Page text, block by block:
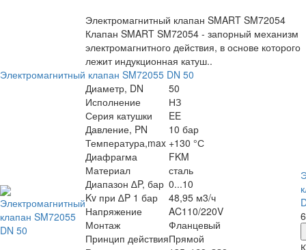
Электромагнитный клапан SMART SM72054
Клапан SMART SM72054 - запорный механизм
электромагнитного действия, в основе которого
лежит индукционная катуш..
Электромагнитный клапан SM72055 DN 50
Диаметр, DN
50
Исполнение
НЗ
Серия катушки
EE
Давление, PN
10 бар
Температура,max +130 °С
Диафрагма
FKM
Материал
сталь
Диапазон ∆P, бар 0...10
Kv при ∆P 1 бар
48,95 м3/ч
Напряжение
AC110/220V
Монтаж
Фланцевый
Принцип действияПрямой